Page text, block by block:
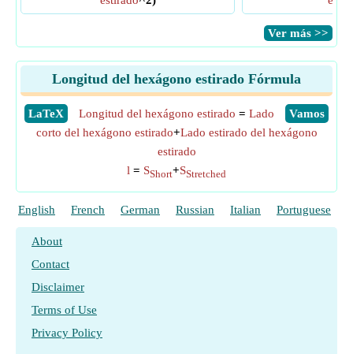
​Ver más >>
Longitud del hexágono estirado Fórmula
​LaTeX ​Vamos
Longitud del hexágono estirado = Lado
corto del hexágono estirado+Lado estirado del hexágono
estirado
l = SShort+SStretched
English French German Russian Italian Portuguese
About
Contact
Disclaimer
Terms of Use
Privacy Policy